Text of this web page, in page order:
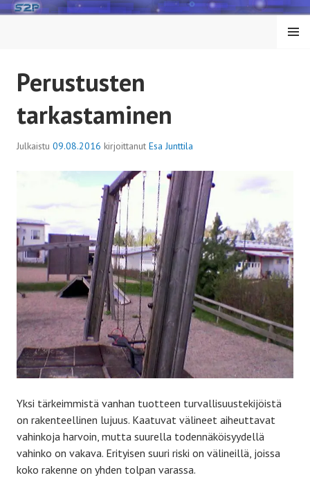
Siirry
VALIK
KO
Perustusten
tarkastaminen
Julkaistu 09.08.2016 kirjoittanut Esa Junttila
Yksi tärkeimmistä vanhan tuotteen turvallisuustekijöistä
on rakenteellinen lujuus. Kaatuvat välineet aiheuttavat
vahinkoja harvoin, mutta suurella todennäköisyydellä
vahinko on vakava. Erityisen suuri riski on välineillä, joissa
koko rakenne on yhden tolpan varassa.